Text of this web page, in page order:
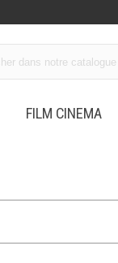
FILM CINEMA